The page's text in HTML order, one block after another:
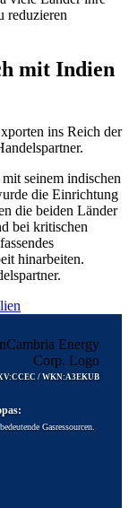
reduzieren
mit Indien
ins Reich der
seinem indischen
die Einrichtung
die beiden Länder
bei kritischen
hinarbeiten.
/ WKN:A3EKUB
Gasressourcen.